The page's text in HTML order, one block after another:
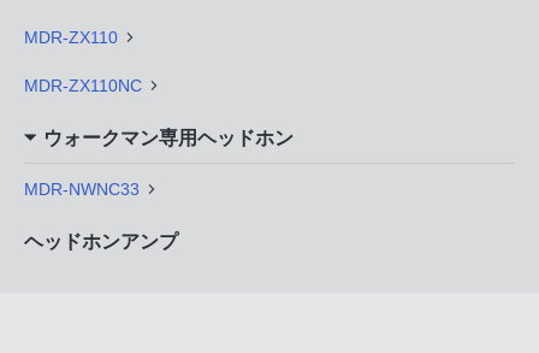
MDR-ZX110
MDR-ZX110NC
ウォークマン専用ヘッドホン
MDR-NWNC33
ヘッドホンアンプ